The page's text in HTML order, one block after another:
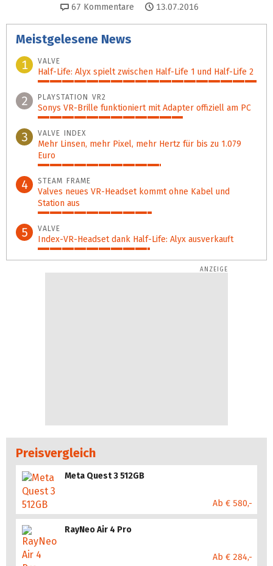
67 Kommentare 13.07.2016
Meistgelesene News
1
VALVE
Half-Life: Alyx spielt zwischen Half-Life 1 und Half-Life 2
100%
2 PLAYSTATION VR2
Sonys VR-Brille funktioniert mit Adapter offiziell am PC
66%
3 VALVE INDEX
Mehr Linsen, mehr Pixel, mehr Hertz für bis zu 1.079
Euro
56%
4 STEAM FRAME
Valves neues VR-Headset kommt ohne Kabel und
Station aus
52%
5 VALVE
Index-VR-Headset dank Half-Life: Alyx ausverkauft
51%
Preisvergleich
Meta Quest 3 512GB
Ab € 580,-
RayNeo Air 4 Pro
Ab € 284,-